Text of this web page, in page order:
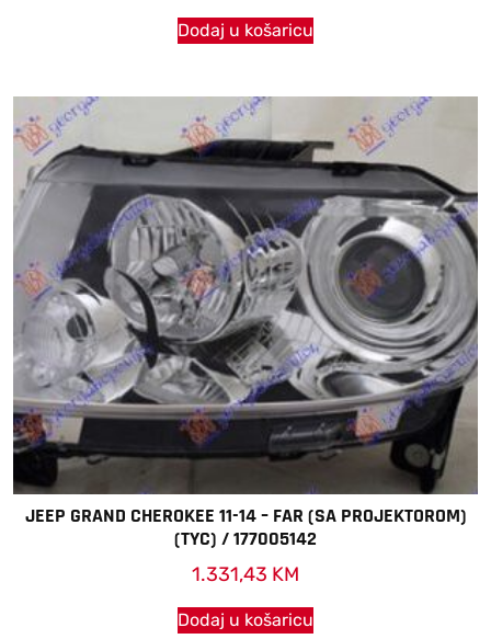
Dodaj u košaricu
JEEP GRAND CHEROKEE 11-14 – FAR (SA PROJEKTOROM)
(TYC) / 177005142
1.331,43 KM
Dodaj u košaricu